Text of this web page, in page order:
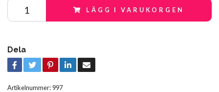
LÄGG I VARUKORGEN
Dela
Artikelnummer:997